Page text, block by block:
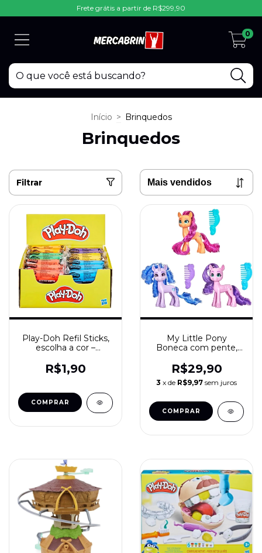
Frete grátis a partir de R$299,90
0
Início > Brinquedos
Brinquedos
Filtrar
Play-Doh Refil Sticks,
escolha a cor –
Hasbro
R$1,90
COMPRAR
My Little Pony
Boneca com pente,
Movie Friends
R$29,90
3 x de R$9,97 sem juros
COMPRAR